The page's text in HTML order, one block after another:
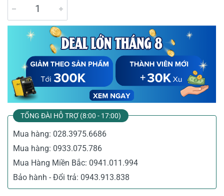
TỔNG ĐÀI HỖ TRỢ (8:00 - 17:00)
Mua hàng: 028.3975.6686
Mua hàng: 0933.075.786
Mua Hàng Miền Bắc: 0941.011.994
Bảo hành - Đổi trả: 0943.913.838